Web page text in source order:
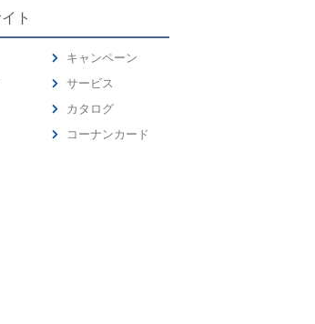
ト
キャンペーン
サービス
カタログ
コーナンカード